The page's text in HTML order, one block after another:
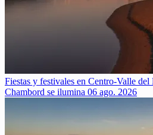
Fiestas y festivales en Centro-Valle
Chambord se ilumina 06 ago. 2026